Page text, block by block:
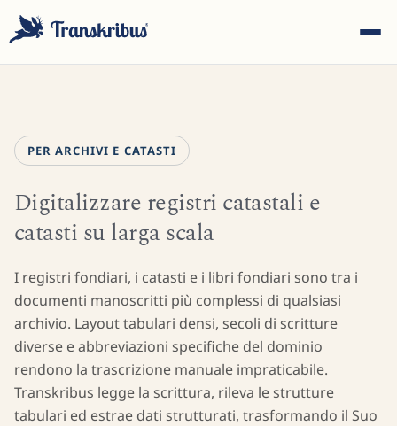
Inizia a digitare per cercare tra modelli, sites e articoli del
blog...
PER ARCHIVI E CATASTI
Digitalizzare registri catastali e
catasti su larga scala
I registri fondiari, i catasti e i libri fondiari sono tra i
documenti manoscritti più complessi di qualsiasi
archivio. Layout tabulari densi, secoli di scritture
diverse e abbreviazioni specifiche del dominio
rendono la trascrizione manuale impraticabile.
Transkribus legge la scrittura, rileva le strutture
tabulari ed estrae dati strutturati, trasformando il Suo